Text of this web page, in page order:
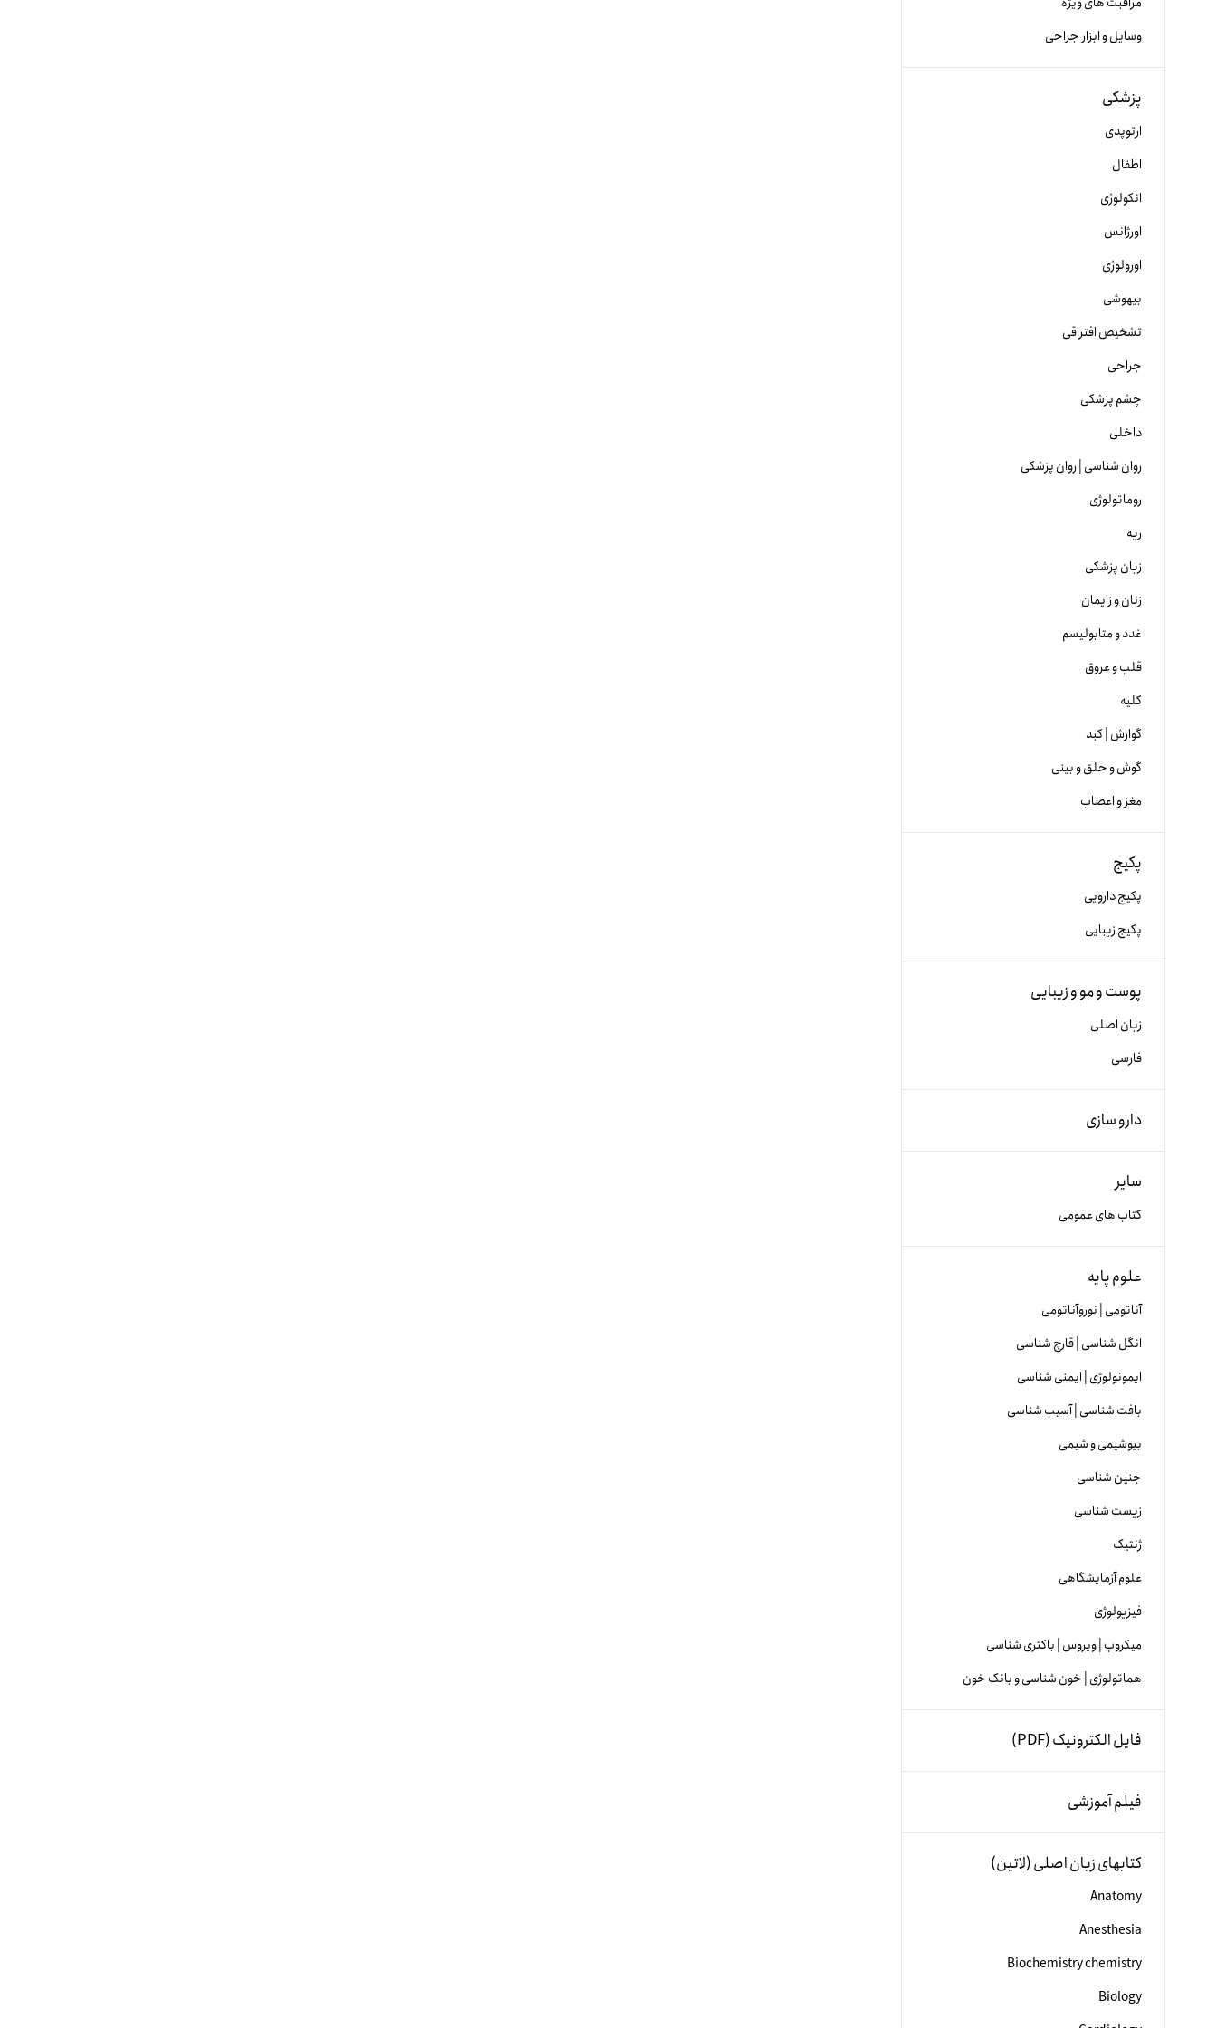
وسایل و ابزار جراحی
پزشکی
ارتوپدی
اطفال
انکولوژی
اورژانس
اورولوژی
بیهوشی
تشخیص افتراقی
جراحی
چشم پزشکی
داخلی
روان شناسی | روان پزشکی
روماتولوژی
ریه
زبان پزشکی
زنان و زایمان
غدد و متابولیسم
قلب و عروق
کلیه
گوارش | کبد
گوش و حلق و بینی
مغز و اعصاب
پکیج
پکیج دارویی
پکیج زیبایی
پوست و مو و زیبایی
زبان اصلی
فارسی
دارو سازی
سایر
کتاب های عمومی
علوم پایه
آناتومی | نوروآناتومی
انگل شناسی | قارچ شناسی
ایمونولوژی | ایمنی شناسی
بافت شناسی | آسیب شناسی
بیوشیمی و شیمی
جنین شناسی
زیست شناسی
ژنتیک
علوم آزمایشگاهی
فیزیولوژی
میکروب | ویروس | باکتری شناسی
هماتولوژی | خون شناسی و بانک خون
فایل الکترونیک (PDF)
فیلم آموزشی
کتابهای زبان اصلی (لاتین)
Anatomy
Anesthesia
Biochemistry chemistry
Biology